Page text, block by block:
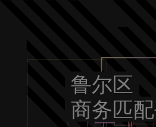
鲁尔区
商务匹